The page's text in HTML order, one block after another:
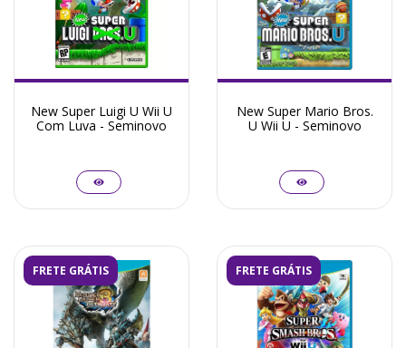
New Super Luigi U Wii U
Com Luva - Seminovo
New Super Mario Bros.
U Wii U - Seminovo
FRETE GRÁTIS FRETE GRÁTIS